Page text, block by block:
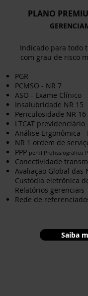
PLANO
Indicado para todo
com grau de risco
PGR
PCMSO - NR 7
ASO - Exame Clínico
Insalubridade NR 15
Periculosidade NR 16
LTCAT previdenciário
Análise Ergonômica -
NR 1 ordem de
PPP perfil Profissiográfico
Conectividade
Avaliação Global das
Custódia eletrônica
Relatórios gerenciais
Rede de
Saiba